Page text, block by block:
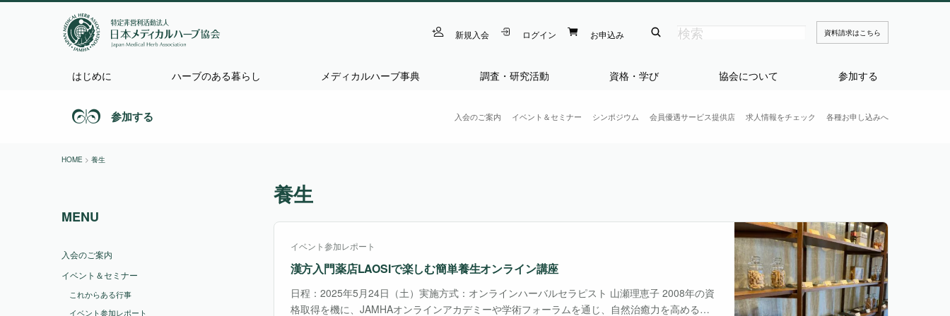
新規入会 ログイン お申込み 資料請求はこちら
はじめに ハーブのある暮らし メディカルハーブ事典 調査・研究活動 資格・学び 協会について 参加する
参加する 入会のご案内 イベント＆セミナー シンポジウム 会員優遇サービス提供店 求人情報をチェック 各種お申し込みへ
HOME > 養生
養生
イベント参加レポート
漢⽅⼊⾨薬店LAOSIで楽しむ簡単養⽣オンライン講座
日程：2025年5月24日（土）実施方式：オンラインハーバルセラピスト 山瀬理恵子 2008年の資
格取得を機に、JAMHAオンラインアカデミーや学術フォーラムを通じ、⾃然治癒⼒を⾼めるメ
MENU
入会のご案内
イベント＆セミナー
これからある行事
イベント参加レポート